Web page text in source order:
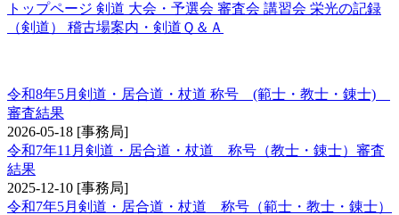
トップページ 剣道 大会・予選会 審査会 講習会 栄光の記録
（剣道） 稽古場案内・剣道Ｑ＆Ａ
令和8年5月剣道・居合道・杖道 称号 (範士・教士・錬士)
審査結果
2026-05-18 [事務局]
令和7年11月剣道・居合道・杖道 称号（教士・錬士）審査
結果
2025-12-10 [事務局]
令和7年5月剣道・居合道・杖道 称号（範士・教士・錬士）